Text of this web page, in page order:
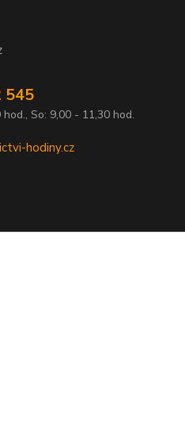
545
So: 9,00 - 11,30 hod.
hodiny.cz